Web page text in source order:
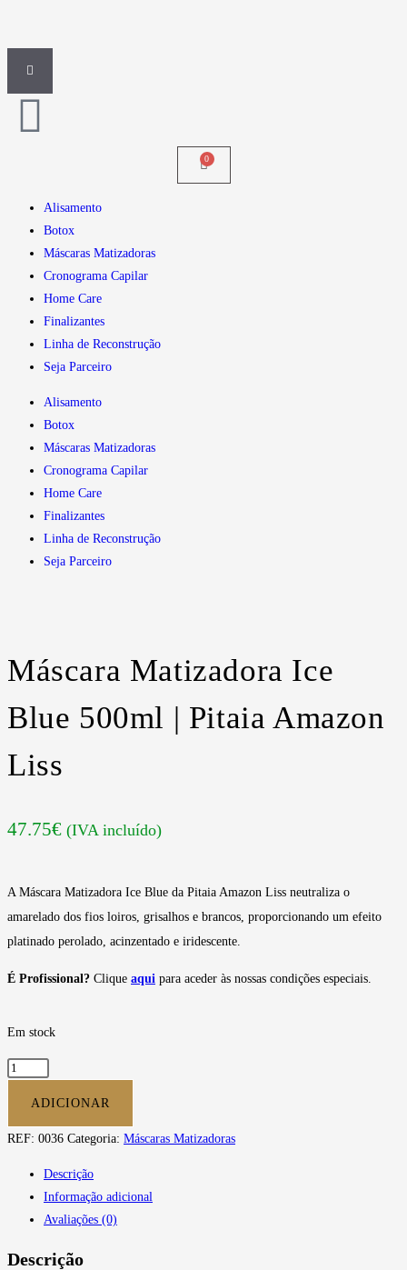
Alisamento
Botox
Máscaras Matizadoras
Cronograma Capilar
Home Care
Finalizantes
Linha de Reconstrução
Seja Parceiro
Alisamento
Botox
Máscaras Matizadoras
Cronograma Capilar
Home Care
Finalizantes
Linha de Reconstrução
Seja Parceiro
Máscara Matizadora Ice
Blue 500ml | Pitaia Amazon
Liss
47.75€ (IVA incluído)
A Máscara Matizadora Ice Blue da Pitaia Amazon Liss neutraliza o
amarelado dos fios loiros, grisalhos e brancos, proporcionando um efeito
platinado perolado, acinzentado e iridescente.
É Profissional? Clique aqui para aceder às nossas condições especiais.
Em stock
ADICIONAR
REF: 0036 Categoria: Máscaras Matizadoras
Descrição
Informação adicional
Avaliações (0)
Descrição